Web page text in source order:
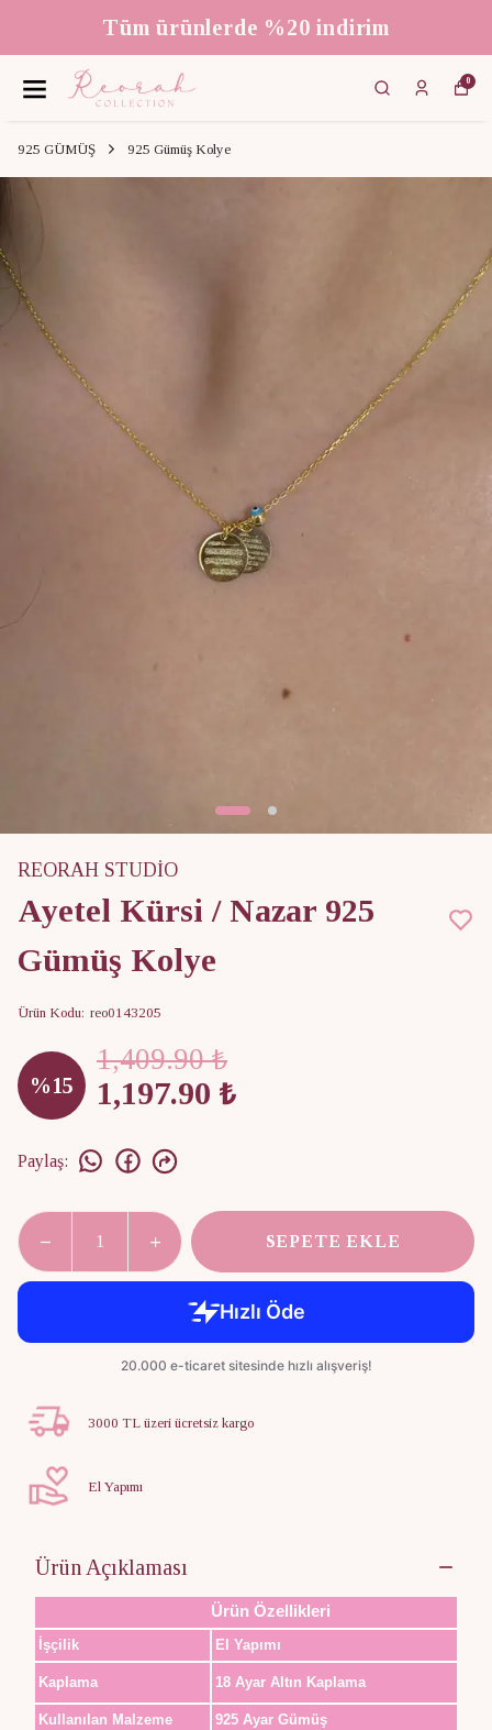
Tüm ürünlerde %20 indirim
0
925 GÜMÜŞ 925 Gümüş Kolye
REORAH STUDİO
Ayetel Kürsi / Nazar 925
Gümüş Kolye
Ürün Kodu: reo0143205
%15
1,409.90 ₺
1,197.90 ₺
Paylaş:
SEPETE EKLE
3000 TL üzeri ücretsiz kargo
El Yapımı
Ürün Açıklaması
Ürün Özellikleri
İşçilik El Yapımı
Kaplama 18 Ayar Altın Kaplama
Kullanılan Malzeme
925 Ayar Gümüş